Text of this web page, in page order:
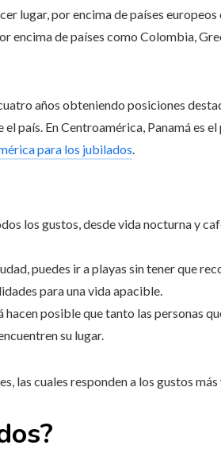
lugar, por encima de países europeos
encima de países como Colombia,
años obteniendo posiciones
país. En Centroamérica, Panamá es
para los jubilados.
los gustos, desde vida nocturna y
puedes ir a playas sin tener que
para una vida apacible.
posible que tanto las personas
su lugar.
las cuales responden a los gustos